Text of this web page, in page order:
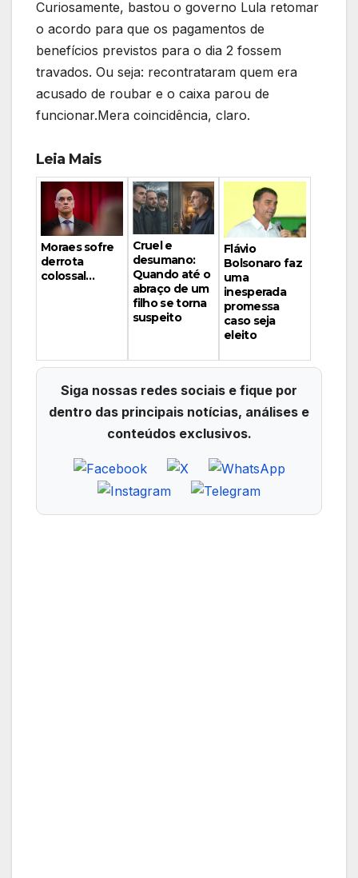
Curiosamente, bastou o governo Lula retomar
o acordo para que os pagamentos de
benefícios previstos para o dia 2 fossem
travados. Ou seja: recontrataram quem era
acusado de roubar e o caixa parou de
funcionar.Mera coincidência, claro.
Leia Mais
Moraes sofre
derrota
colossal…
Cruel e
desumano:
Quando até o
abraço de um
filho se torna
suspeito
Flávio
Bolsonaro faz
uma
inesperada
promessa
caso seja
eleito
Siga nossas redes sociais e fique por
dentro das principais notícias, análises e
conteúdos exclusivos.